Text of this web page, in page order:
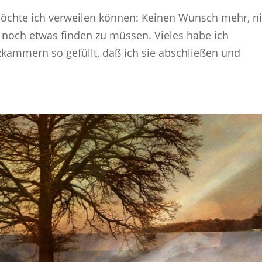
ich verweilen können: Keinen Wunsch mehr,
etwas finden zu müssen. Vieles habe ich
so gefüllt, daß ich sie abschließen und